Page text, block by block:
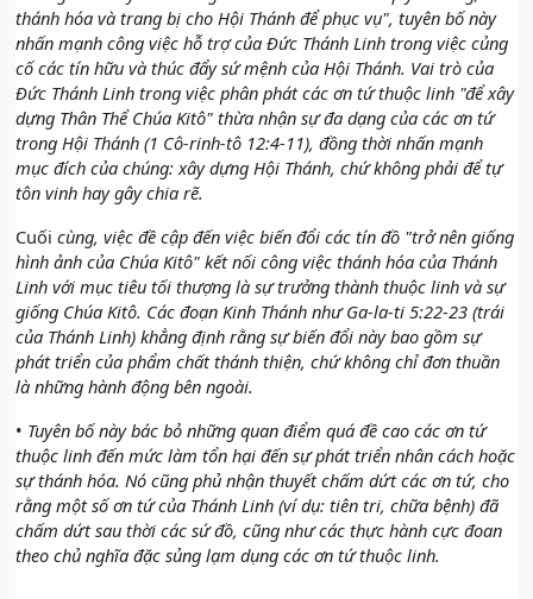
thánh hóa và trang bị cho Hội Thánh để phục vụ", tuyên bố này
nhấn mạnh công việc hỗ trợ của Đức Thánh Linh trong việc củng
cố các tín hữu và thúc đẩy sứ mệnh của Hội Thánh. Vai trò của
Đức Thánh Linh trong việc phân phát các ơn tứ thuộc linh "để xây
dựng Thân Thể Chúa Kitô" thừa nhận sự đa dạng của các ơn tứ
trong Hội Thánh (1 Cô-rinh-tô 12:4-11), đồng thời nhấn mạnh
mục đích của chúng: xây dựng Hội Thánh, chứ không phải để tự
tôn vinh hay gây chia rẽ.
Cuối cùng, việc đề cập đến việc biến đổi các tín đồ "trở nên giống
hình ảnh của Chúa Kitô" kết nối công việc thánh hóa của Thánh
Linh với mục tiêu tối thượng là sự trưởng thành thuộc linh và sự
giống Chúa Kitô. Các đoạn Kinh Thánh như Ga-la-ti 5:22-23 (trái
của Thánh Linh) khẳng định rằng sự biến đổi này bao gồm sự
phát triển của phẩm chất thánh thiện, chứ không chỉ đơn thuần
là những hành động bên ngoài.
• Tuyên bố này bác bỏ những quan điểm quá đề cao các ơn tứ
thuộc linh đến mức làm tổn hại đến sự phát triển nhân cách hoặc
sự thánh hóa. Nó cũng phủ nhận thuyết chấm dứt các ơn tứ, cho
rằng một số ơn tứ của Thánh Linh (ví dụ: tiên tri, chữa bệnh) đã
chấm dứt sau thời các sứ đồ, cũng như các thực hành cực đoan
theo chủ nghĩa đặc sủng lạm dụng các ơn tứ thuộc linh.